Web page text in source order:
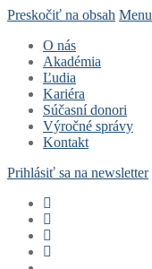
Preskočiť na obsah Menu
O nás
Akadémia
Ľudia
Kariéra
Súčasní donori
Výročné správy
Kontakt
Prihlásiť sa na newsletter